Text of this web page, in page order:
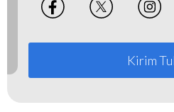
Kirim